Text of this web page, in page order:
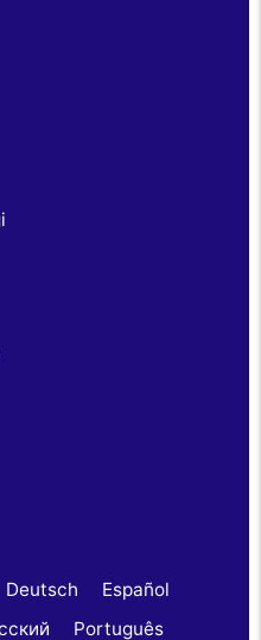
Deutsch
Español
Português